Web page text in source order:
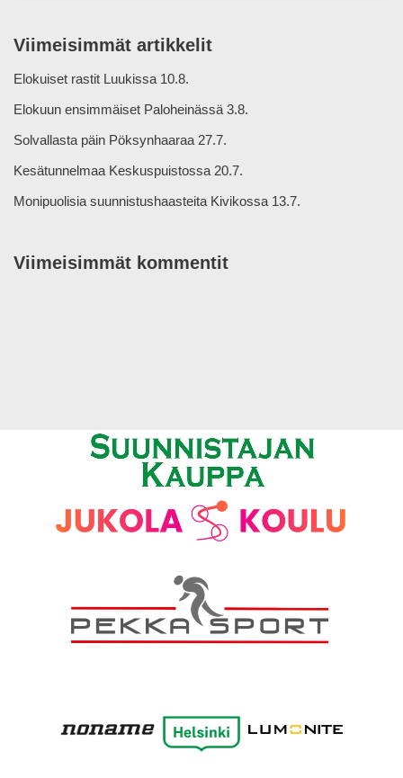
Viimeisimmät artikkelit
Elokuiset rastit Luukissa 10.8.
Elokuun ensimmäiset Paloheinässä 3.8.
Solvallasta päin Pöksynhaaraa 27.7.
Kesätunnelmaa Keskuspuistossa 20.7.
Monipuolisia suunnistushaasteita Kivikossa 13.7.
Viimeisimmät kommentit